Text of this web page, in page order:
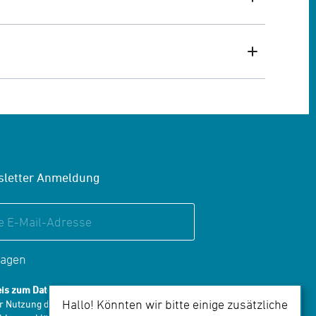
Anmeldung
zum Datenschutz:
Nutzung des Formulars zur Newsletter-
Hallo! Könnten wir bitte einige zusätzliche